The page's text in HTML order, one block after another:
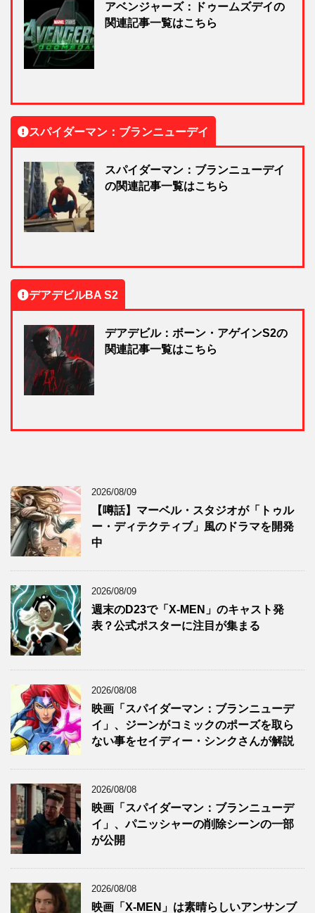
アベンジャーズ：ドゥームズデイの
関連記事一覧はこちら
スパイダーマン：ブランニューデイ
スパイダーマン：ブランニューデイ
の関連記事一覧はこちら
デアデビルBA S2
デアデビル：ボーン・アゲインS2の
関連記事一覧はこちら
2026/08/09
【噂話】マーベル・スタジオが「トゥル
ー・ディテクティブ」風のドラマを開発
中
2026/08/09
週末のD23で「X-MEN」のキャスト発
表？公式ポスターに注目が集まる
2026/08/08
映画「スパイダーマン：ブランニューデ
イ」、ジーンがコミックのポーズを取ら
ない事をセイディー・シンクさんが解説
2026/08/08
映画「スパイダーマン：ブランニューデ
イ」、パニッシャーの削除シーンの一部
が公開
2026/08/08
映画「X-MEN」は素晴らしいアンサンブ